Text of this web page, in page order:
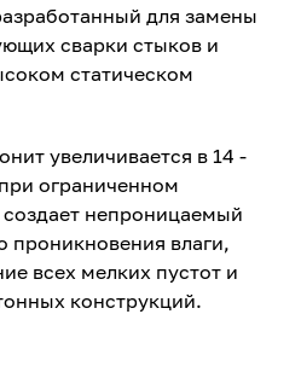
для замены
сварки стыков и
статическом
увеличивается в 14 -
ограниченном
непроницаемый
проникновения влаги,
всех мелких пустот и
конструкций.